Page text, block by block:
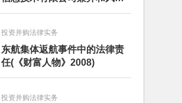
投资服务
投资并购法律实务
东航集体返航事件中的法律责
任(《财富人物》2008)
投资并购法律实务